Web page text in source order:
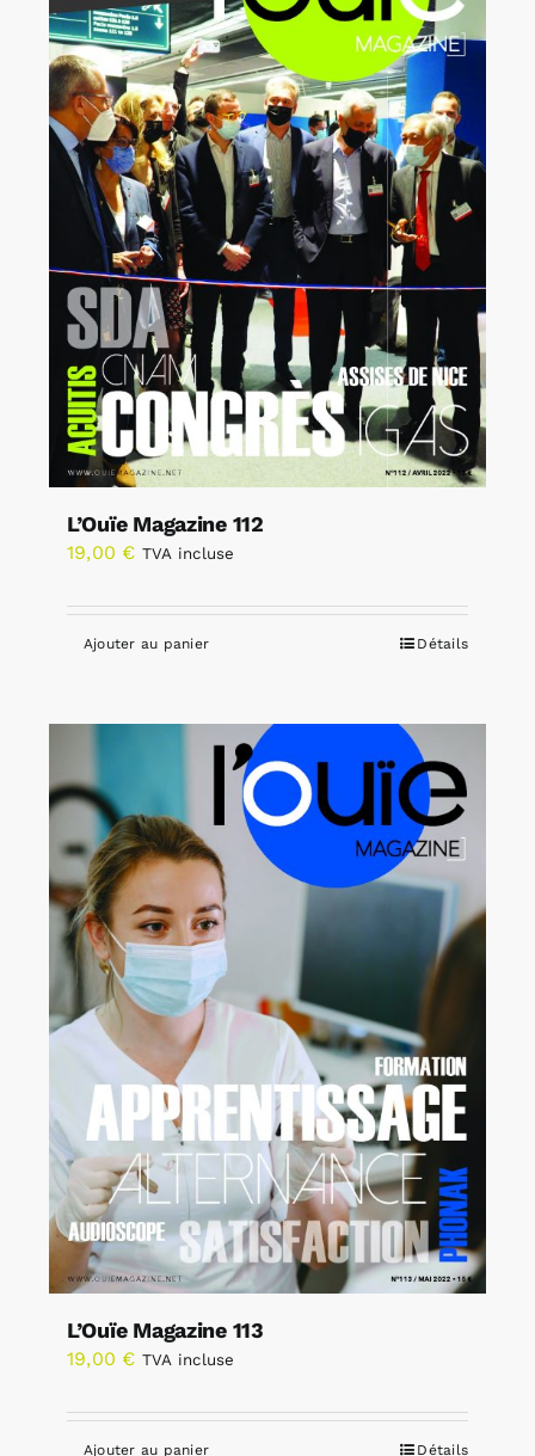
L’Ouïe Magazine 112
19,00 € TVA incluse
Ajouter au panier Détails
L’Ouïe Magazine 113
19,00 € TVA incluse
Ajouter au panier Détails